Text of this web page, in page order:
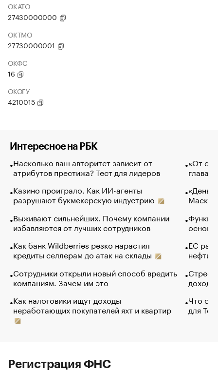
ОКАТО
27430000000
ОКТМО
27730000001
ОКФС
16
ОКОГУ
4210015
Интересное на РБК
Насколько ваш авторитет зависит от
атрибутов престижа? Тест для лидеров
Казино проиграло. Как ИИ-агенты
разрушают букмекерскую индустрию
Выживают сильнейших. Почему компании
избавляются от лучших сотрудников
Как банк Wildberries резко нарастил
кредиты селлерам до атак на склады
Сотрудники открыли новый способ вредить
компаниям. Зачем им это
Как налоговики ищут доходы
неработающих покупателей яхт и квартир
«От
глава
Маск в
основ
ЕС
нефти
Что
для
Регистрация ФНС